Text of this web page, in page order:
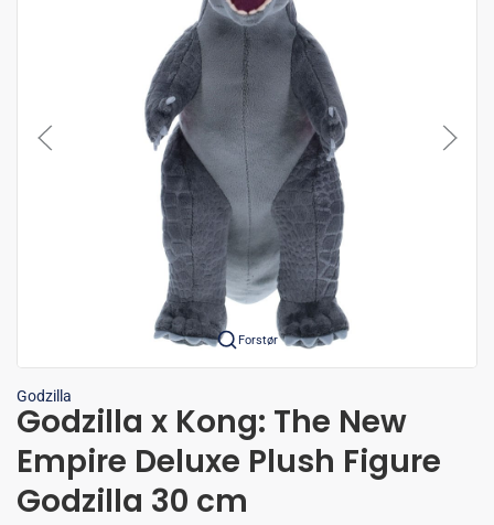
Forstør
Godzilla
Godzilla x Kong: The New
Empire Deluxe Plush Figure
Godzilla 30 cm